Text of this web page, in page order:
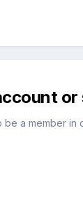
be a member in